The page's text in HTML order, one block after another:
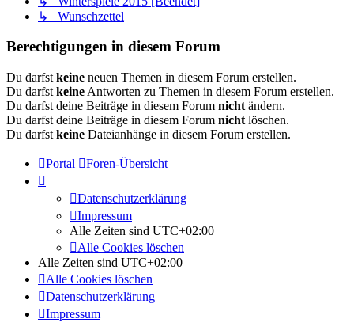
↳ Wunschzettel
Berechtigungen in diesem Forum
Du darfst keine neuen Themen in diesem Forum erstellen.
Du darfst keine Antworten zu Themen in diesem Forum erstellen.
Du darfst deine Beiträge in diesem Forum nicht ändern.
Du darfst deine Beiträge in diesem Forum nicht löschen.
Du darfst keine Dateianhänge in diesem Forum erstellen.
Portal Foren-Übersicht
Datenschutzerklärung
Impressum
Alle Zeiten sind UTC+02:00
Alle Cookies löschen
Alle Zeiten sind UTC+02:00
Alle Cookies löschen
Datenschutzerklärung
Impressum